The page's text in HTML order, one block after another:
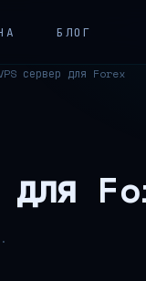
БЛОГ
сервер для Forex
для